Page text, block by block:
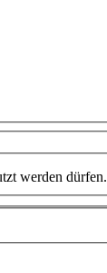
werden dürfen.